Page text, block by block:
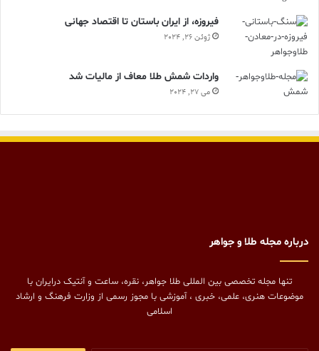
فیروزه، از ایران باستان تا اقتصاد جهانی
ژوئن 26, 2024
واردات شمش طلا معاف از مالیات شد
می 27, 2024
درباره مجله طلا و جواهر
تنها مجله تخصصی بین المللی طلا جواهر، نقره، ساعت و آنتیک درایران با
موضوعات هنری، علمی، خبری ، آموزشی با مجوز رسمی از وزارت فرهنگ و ارشاد
اسلامی